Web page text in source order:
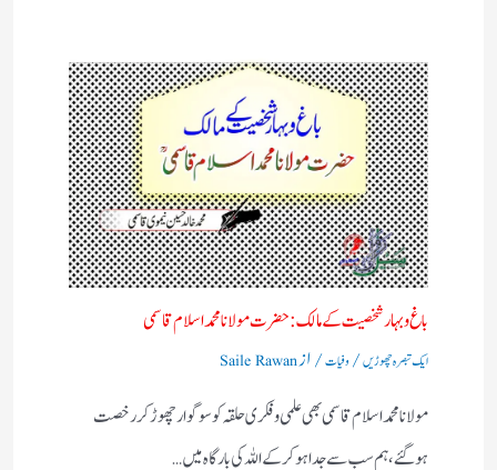
باغ وبہار شخصیت کے مالک :حضرت مولانا محمد اسلام قاسمی
ایک تبصرہ چھوڑیں/ وفیات/ ازSaile Rawan
مولانا محمد اسلام قاسمی بھی علمی وفکری حلقہ کو سوگوار چھوڑ کر رخصت
ہوگئے، ہم سب سے جدا ہو کر کے اللہ کی بارگاہ میں…